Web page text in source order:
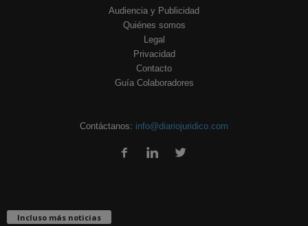
Audiencia y Publicidad
Quiénes somos
Legal
Privacidad
Contacto
Guía Colaboradores
Contáctanos: info@diariojuridico.com
Incluso más noticias